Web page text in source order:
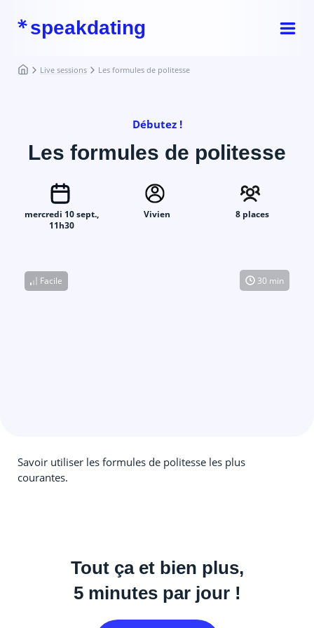
speakdating
Live sessions Les formules de politesse
Débutez !
Les formules de politesse
mercredi 10 sept.,
11h30
Vivien 8 places
Facile 30 min
Savoir utiliser les formules de politesse les plus
courantes.
Tout ça et bien plus,
5 minutes par jour !